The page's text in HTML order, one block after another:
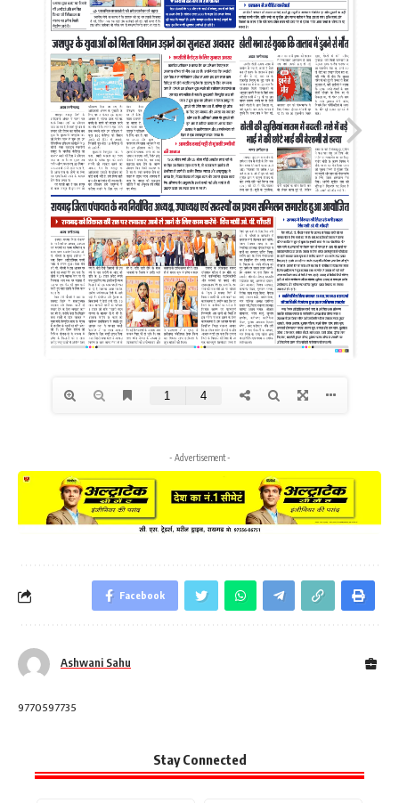
- Advertisement -
Facebook
Ashwani Sahu
9770597735
Stay Connected